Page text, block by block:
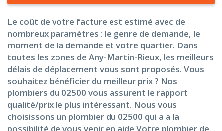
Le coût de votre facture est estimé avec de
nombreux paramètres : le genre de demande, le
moment de la demande et votre quartier. Dans
toutes les zones de Any-Martin-Rieux, les meilleurs
délais de déplacement vous sont proposés. Vous
souhaitez bénéficier du meilleur prix ? Nos
plombiers du 02500 vous assurent le rapport
qualité/prix le plus intéressant. Nous vous
choisissons un plombier du 02500 qui a a la
possibilité de vous venir en aide Votre plombier de